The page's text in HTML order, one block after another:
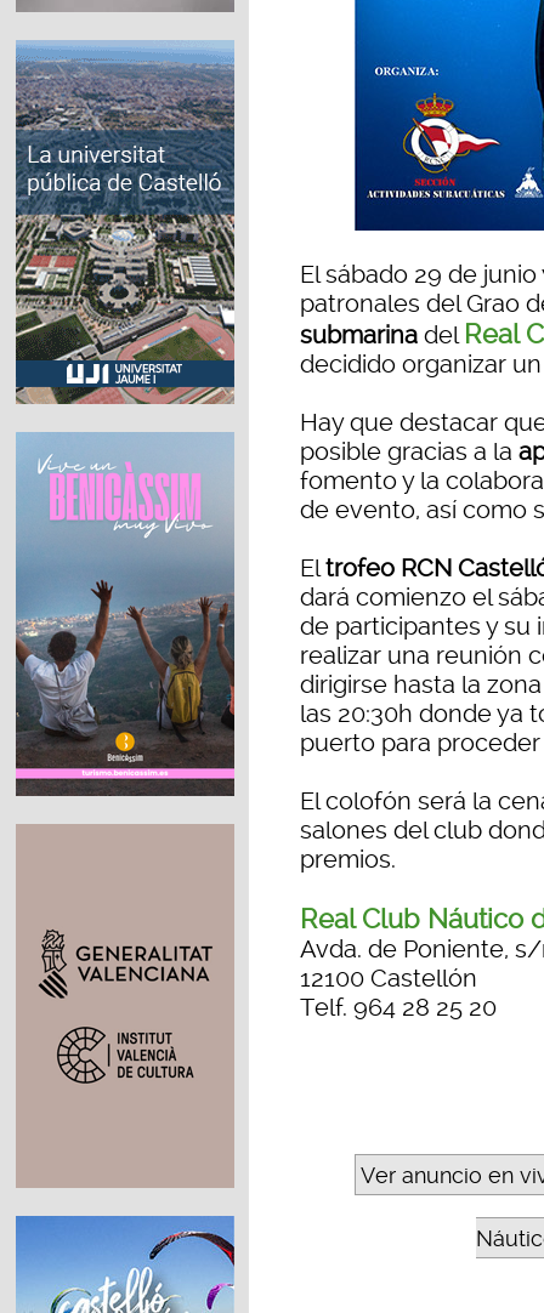
El sábado 29 de
patronales del Grao
submarina del Real
decidido organizar
Hay que destacar
posible gracias a la
fomento y la
de evento, así como
Eltrofeo RCN
dará comienzo el
de participantes y su
realizar una reunión
dirigirse hasta la
las 20:30h donde ya
puerto para proceder
El colofón será la
salones del club
premios.
Real Club Náutico
Avda. de Poniente,
12100 Castellón
Telf. 964 28 25 20
Ver anuncio en